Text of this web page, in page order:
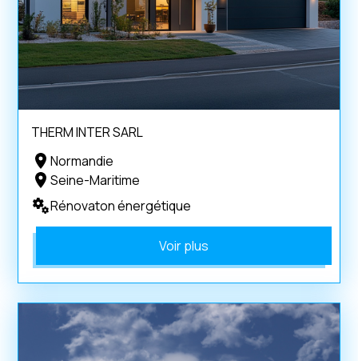
THERM INTER SARL
Normandie
Seine-Maritime
Rénovaton énergétique
Voir plus